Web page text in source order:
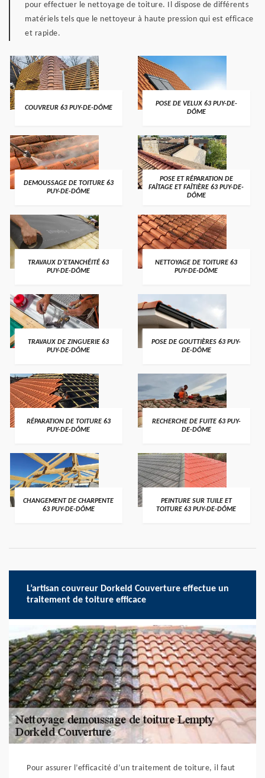
pour effectuer le nettoyage de toiture. Il dispose de différents
matériels tels que le nettoyeur à haute pression qui est efficace
et rapide.
COUVREUR 63 PUY-DE-DÔME
POSE DE VELUX 63 PUY-DE-
DÔME
DEMOUSSAGE DE TOITURE 63
PUY-DE-DÔME
POSE ET RÉPARATION DE
FAÎTAGE ET FAÎTIÈRE 63 PUY-DE-
DÔME
TRAVAUX D'ETANCHÉITÉ 63
PUY-DE-DÔME
NETTOYAGE DE TOITURE 63
PUY-DE-DÔME
TRAVAUX DE ZINGUERIE 63
PUY-DE-DÔME
POSE DE GOUTTIÈRES 63 PUY-
DE-DÔME
RÉPARATION DE TOITURE 63
PUY-DE-DÔME
RECHERCHE DE FUITE 63 PUY-
DE-DÔME
CHANGEMENT DE CHARPENTE
63 PUY-DE-DÔME
PEINTURE SUR TUILE ET
TOITURE 63 PUY-DE-DÔME
L’artisan couvreur Dorkeld Couverture effectue un
traitement de toiture efficace
Pour assurer l’efficacité d’un traitement de toiture, il faut